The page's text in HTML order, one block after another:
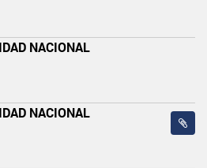
NACIONAL
NACIONAL